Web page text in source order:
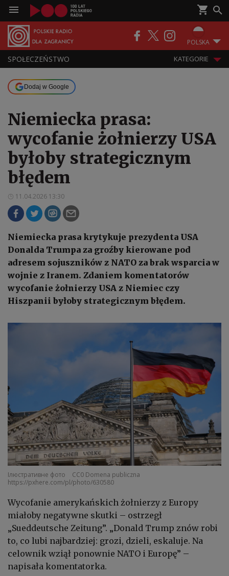
POLSKA
SPOŁECZEŃSTWO KATEGORIE
Dodaj w Google
Niemiecka prasa:
wycofanie żołnierzy USA
byłoby strategicznym
błędem
11.04.2026 13:30
Niemiecka prasa krytykuje prezydenta USA
Donalda Trumpa za groźby kierowane pod
adresem sojuszników z NATO za brak wsparcia w
wojnie z Iranem. Zdaniem komentatorów
wycofanie żołnierzy USA z Niemiec czy
Hiszpanii byłoby strategicznym błędem.
Ілюстративне фото
CC0 Domena publiczna
https://pxhere.com/pl/photo/630580
Wycofanie amerykańskich żołnierzy z Europy
miałoby negatywne skutki – ostrzegł
„Sueddeutsche Zeitung”. „Donald Trump znów robi
to, co lubi najbardziej: grozi, dzieli, eskaluje. Na
celownik wziął ponownie NATO i Europę” –
napisała komentatorka.